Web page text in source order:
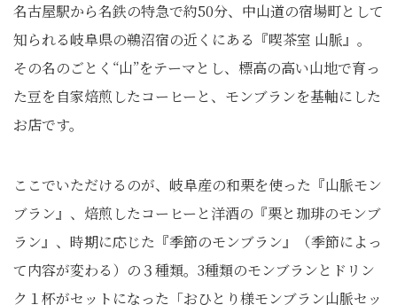
名古屋駅から名鉄の特急で約50分、中山道の宿場町として
知られる岐阜県の鵜沼宿の近くにある『喫茶室 山脈』。
その名のごとく“山”をテーマとし、標高の高い山地で育っ
た豆を自家焙煎したコーヒーと、モンブランを基軸にした
お店です。
ここでいただけるのが、岐阜産の和栗を使った『山脈モン
ブラン』、焙煎したコーヒーと洋酒の『栗と珈琲のモンブ
ラン』、時期に応じた『季節のモンブラン』（季節によっ
て内容が変わる）の３種類。3種類のモンブランとドリン
ク１杯がセットになった「おひとり様モンブラン山脈セッ